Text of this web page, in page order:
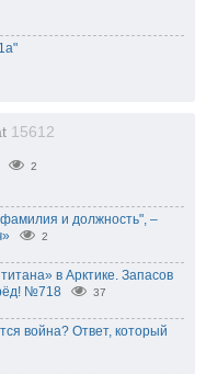
15612
2
и должность", –
2
в Арктике. Запасов
№718
37
война? Ответ, который